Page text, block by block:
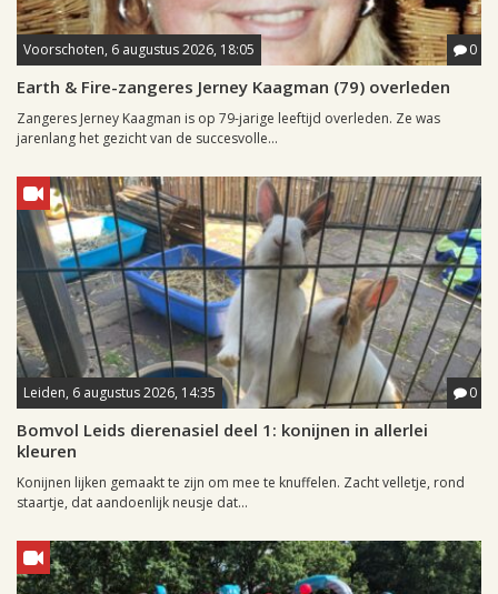
Voorschoten, 6 augustus 2026, 18:05 0
Earth & Fire-zangeres Jerney Kaagman (79) overleden
Zangeres Jerney Kaagman is op 79-jarige leeftijd overleden. Ze was
jarenlang het gezicht van de succesvolle...
Leiden, 6 augustus 2026, 14:35 0
Bomvol Leids dierenasiel deel 1: konijnen in allerlei
kleuren
Konijnen lijken gemaakt te zijn om mee te knuffelen. Zacht velletje, rond
staartje, dat aandoenlijk neusje dat...